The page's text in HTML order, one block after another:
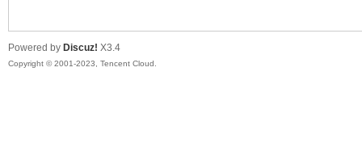
Powered by Discuz! X3.4
Copyright © 2001-2023, Tencent Cloud.